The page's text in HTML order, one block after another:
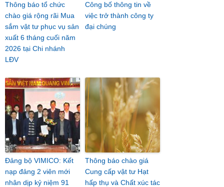
Thông báo tổ chức
chào giá rộng rãi Mua
sắm vật tư phục vụ sản
xuất 6 tháng cuối năm
2026 tại Chi nhánh
LĐV
Công bố thông tin về
việc trở thành công ty
đại chúng
Đảng bộ VIMICO: Kết
nạp đảng 2 viên mới
nhân dịp kỷ niệm 91
Thông báo chào giá
Cung cấp vật tư Hạt
hấp thụ và Chất xúc tác